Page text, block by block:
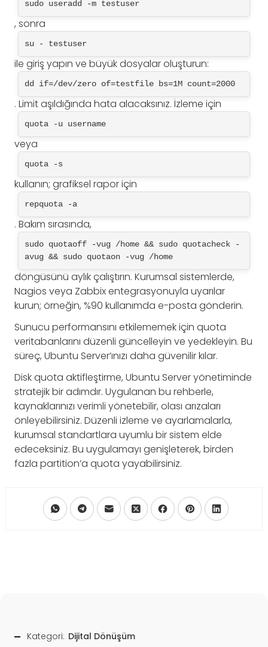
sudo useradd -m testuser
, sonra
su - testuser
ile giriş yapın ve büyük dosyalar oluşturun:
dd if=/dev/zero of=testfile bs=1M count=2000
. Limit aşıldığında hata alacaksınız. İzleme için
quota -u username
veya
quota -s
kullanın; grafiksel rapor için
repquota -a
. Bakım sırasında,
sudo quotaoff -vug /home && sudo quotacheck -
avug && sudo quotaon -vug /home
döngüsünü aylık çalıştırın. Kurumsal sistemlerde,
Nagios veya Zabbix entegrasyonuyla uyarılar
kurun; örneğin, %90 kullanımda e-posta gönderin.
Sunucu performansını etkilememek için quota
veritabanlarını düzenli güncelleyin ve yedekleyin. Bu
süreç, Ubuntu Server’ınızı daha güvenilir kılar.
Disk quota aktifleştirme, Ubuntu Server yönetiminde
stratejik bir adımdır. Uygulanan bu rehberle,
kaynaklarınızı verimli yönetebilir, olası arızaları
önleyebilirsiniz. Düzenli izleme ve ayarlamalarla,
kurumsal standartlara uyumlu bir sistem elde
edeceksiniz. Bu uygulamayı genişleterek, birden
fazla partition’a quota yayabilirsiniz.
Kategori: Dijital Dönüşüm